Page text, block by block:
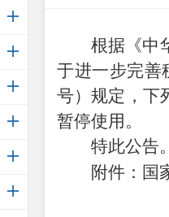
根据《中
于进一步完善
号）规定，下
暂停使用。
特此公告
附件：国